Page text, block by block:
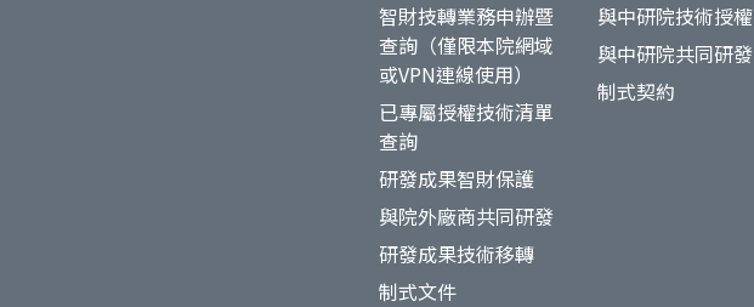
智財技轉業務申辦暨
查詢（僅限本院網域
或VPN連線使用）
已專屬授權技術清單
查詢
研發成果智財保護
與院外廠商共同研發
研發成果技術移轉
制式文件
與中研院技術授權
與中研院共同研發
制式契約